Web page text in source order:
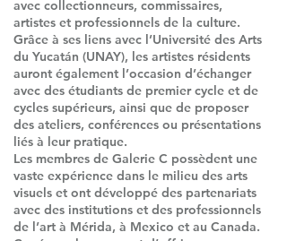
avec collectionneurs, commissaires,
artistes et professionnels de la culture.
Grâce à ses liens avec l’Université des Arts
du Yucatán (UNAY), les artistes résidents
auront également l’occasion d’échanger
avec des étudiants de premier cycle et de
cycles supérieurs, ainsi que de proposer
des ateliers, conférences ou présentations
liés à leur pratique.
Les membres de Galerie C possèdent une
vaste expérience dans le milieu des arts
visuels et ont développé des partenariats
avec des institutions et des professionnels
de l’art à Mérida, à Mexico et au Canada.